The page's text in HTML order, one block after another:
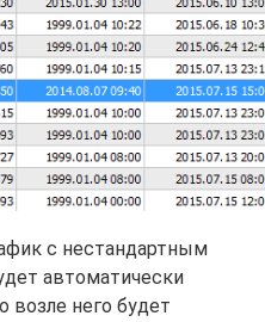
с нестандартным
автоматически
возле него будет